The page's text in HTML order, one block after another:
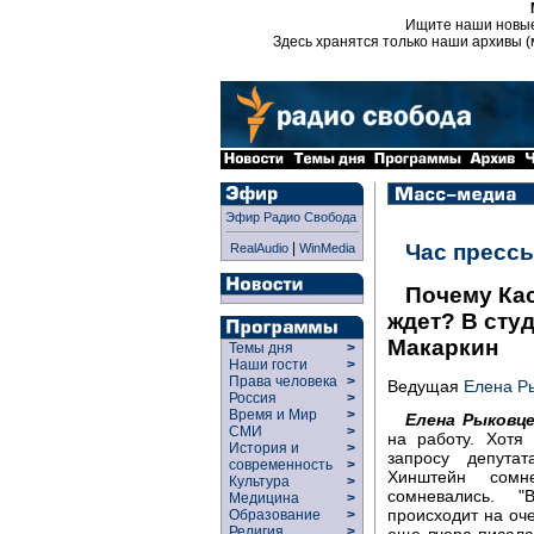
Ищите наши
Здесь хранятся только наши архивы
Эфир Радио Свобода
RealAudio| WinMedia
Темы дня
>
Наши гости
>
Права человека >
Россия
>
Время и Мир
>
СМИ
>
История и
современность
>
>
Культура
>
Медицина
>
Образование
>
Час
Почему
ждет? В
Макаркин
Ведущая Елена
Елена
на работу. Хотя
запросу
Хинштейн
сомневались.
происходит на